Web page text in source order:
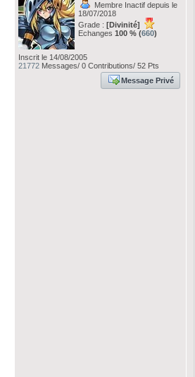
Membre Inactif depuis le
18/07/2018
Grade : [Divinité]
Echanges 100 % (660)
Inscrit le 14/08/2005
21772 Messages/ 0 Contributions/ 52 Pts
Message Privé